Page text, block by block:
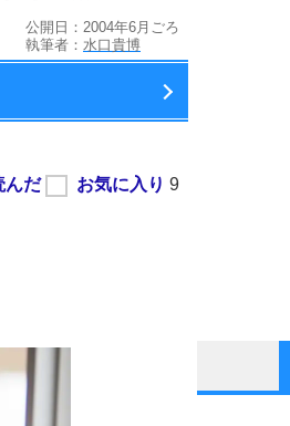
公開日：2004年6月ごろ
執筆者： 水口貴博